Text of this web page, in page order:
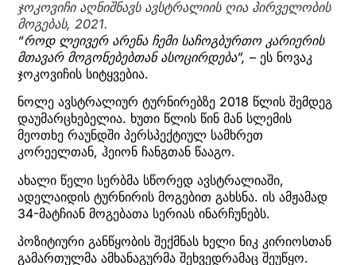
ჯოკოვიჩი აღნიშნავს ავსტრალიის ღია პირველობის
მოგებას, 2021.
“როდ ლეივერ არენა ჩემი საჩოგბურთო კარიერის
მთავარ მოგონებებთან ასოცირდება”, – ეს ნოვაკ
ჯოკოვიჩის სიტყვებია.
ნოლე ავსტრალიურ ტურნირებზე 2018 წლის შემდეგ
დაუმარცხებელია. ხუთი წლის წინ მან სლემის
მეოთხე რაუნდში პერსპექტიულ სამხრეთ
კორეელთან, ჰეიონ ჩანგთან წააგო.
ახალი წელი სერბმა სწორედ ავსტრალიაში,
ადელაიდის ტურნირის მოგებით გახსნა. ის ამჟამად
34-მატჩიან მოგებათა სერიას ინარჩუნებს.
პოზიტიური განწყობის შექმნას ხელი ნიკ კირიოსთან
გამართულმა ამხანაგურმა შეხვედრამაც შეუწყო.